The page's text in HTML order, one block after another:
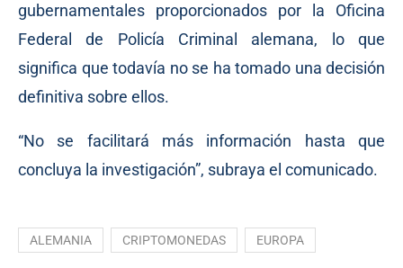
gubernamentales proporcionados por la Oficina
Federal de Policía Criminal alemana, lo que
significa que todavía no se ha tomado una decisión
definitiva sobre ellos.
“No se facilitará más información hasta que
concluya la investigación”, subraya el comunicado.
ALEMANIA CRIPTOMONEDAS EUROPA